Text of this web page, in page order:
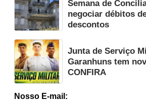
Semana de
negociar débitos
descontos
Junta de Serviço
Garanhuns tem
CONFIRA
Nosso E-mail: